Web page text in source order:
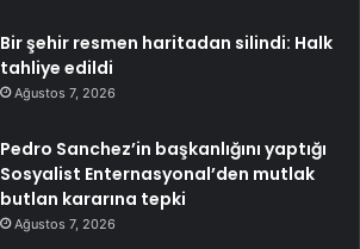
Bir şehir resmen haritadan silindi: Halk
tahliye edildi
Ağustos 7, 2026
Pedro Sanchez’in başkanlığını yaptığı
Sosyalist Enternasyonal’den mutlak
butlan kararına tepki
Ağustos 7, 2026